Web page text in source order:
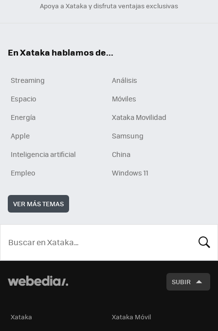
Apoya a Xataka y disfruta ventajas exclusivas
En Xataka hablamos de...
Streaming
Análisis
Espacio
Móviles
Energía
Xataka Movilidad
Apple
Samsung
Inteligencia artificial
China
Empleo
Windows 11
VER MÁS TEMAS
SUBIR
Xataka
Xataka Móvil